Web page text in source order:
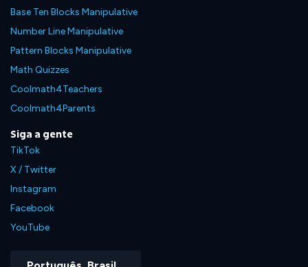
Base Ten Blocks Manipulative
Number Line Manipulative
Pattern Blocks Manipulative
Math Quizzes
Coolmath4Teachers
Coolmath4Parents
Siga a gente
TikTok
X / Twitter
Instagram
Facebook
YouTube